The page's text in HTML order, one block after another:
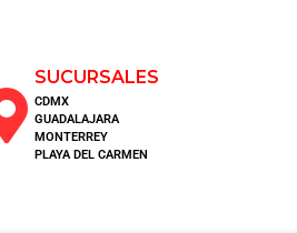
SUCURSALES
CDMX
GUADALAJARA
MONTERREY
PLAYA DEL CARMEN